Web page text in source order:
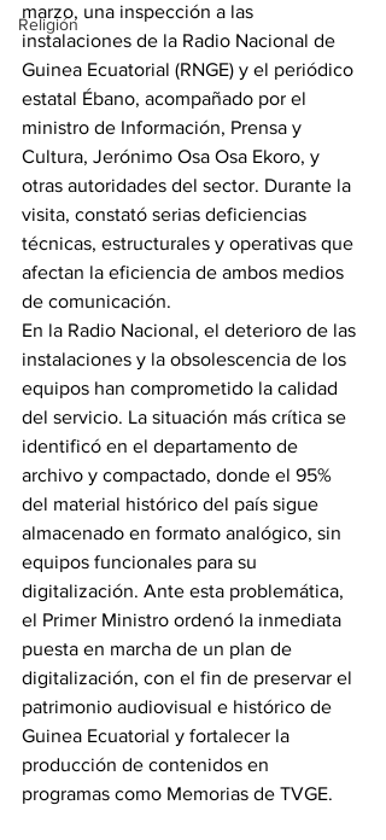
Religión
marzo, una inspección a las
instalaciones de la Radio Nacional de
Guinea Ecuatorial (RNGE) y el periódico
estatal Ébano, acompañado por el
ministro de Información, Prensa y
Cultura, Jerónimo Osa Osa Ekoro, y
otras autoridades del sector. Durante la
visita, constató serias deficiencias
técnicas, estructurales y operativas que
afectan la eficiencia de ambos medios
de comunicación.
En la Radio Nacional, el deterioro de las
instalaciones y la obsolescencia de los
equipos han comprometido la calidad
del servicio. La situación más crítica se
identificó en el departamento de
archivo y compactado, donde el 95%
del material histórico del país sigue
almacenado en formato analógico, sin
equipos funcionales para su
digitalización. Ante esta problemática,
el Primer Ministro ordenó la inmediata
puesta en marcha de un plan de
digitalización, con el fin de preservar el
patrimonio audiovisual e histórico de
Guinea Ecuatorial y fortalecer la
producción de contenidos en
programas como Memorias de TVGE.